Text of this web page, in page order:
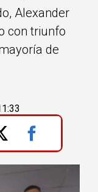
Alexander
con triunfo
de